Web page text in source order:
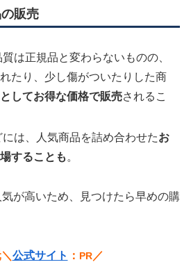
販売
は正規品と変わらないものの、
たり、少し傷がついたりした商
としてお得な価格で販売されるこ
は、人気商品を詰め合わせたお
することも 。
が高いため、見つけたら早めの購
公式サイト ： PR／